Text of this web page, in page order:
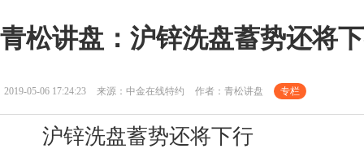
青松讲盘：沪锌洗盘蓄势还将
2019-05-06 17:24:23 来源：中金在线特约 作者：青松讲盘 专栏
沪锌洗盘蓄势还将下行